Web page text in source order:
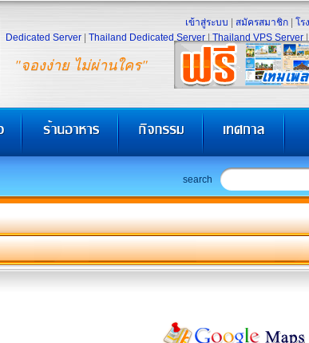
"จองง่าย ไม่ผ่านใคร"
เข้าสู่ระบบ สมัครสมาชิก โร
Dedicated Server
Thailand Dedicated Server Thailand VPS Server
search